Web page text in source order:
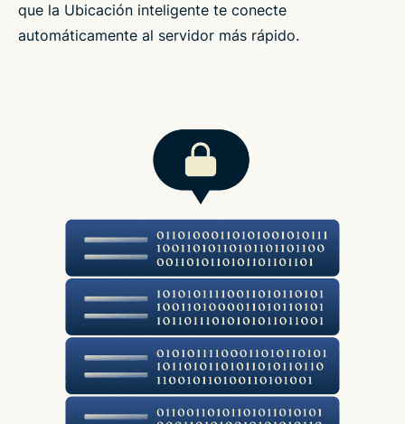
que la Ubicación inteligente te conecte
automáticamente al servidor más rápido.